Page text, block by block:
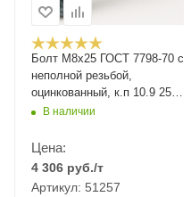
Болт М8x25 ГОСТ 7798-70 с
неполной резьбой,
оцинкованный, к.п 10.9 25кг
РМЗВ наличии
Цена:
4 306 руб./т
Артикул: 51257